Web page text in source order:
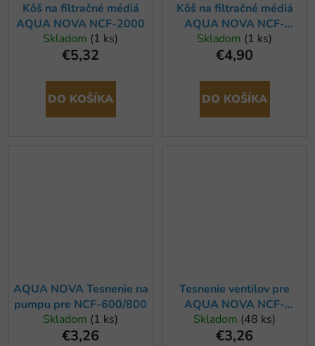
Kôš na filtračné médiá
AQUA NOVA NCF-2000
Skladom (1 ks)
€5,32
DO KOŠÍKA
Kôš na filtračné médiá
AQUA NOVA NCF-
600/800
Skladom (1 ks)
€4,90
DO KOŠÍKA
AQUA NOVA Tesnenie na
pumpu pre NCF-600/800
Skladom (1 ks)
€3,26
Tesnenie ventilov pre
AQUA NOVA NCF-
600/800 (3ks)
Skladom (48 ks)
€3,26